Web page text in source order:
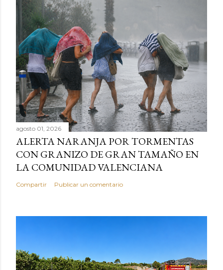
agosto 01, 2026
ALERTA NARANJA POR TORMENTAS
CON GRANIZO DE GRAN TAMAÑO EN
LA COMUNIDAD VALENCIANA
Compartir Publicar un comentario